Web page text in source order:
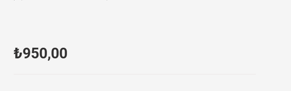
₺950,00